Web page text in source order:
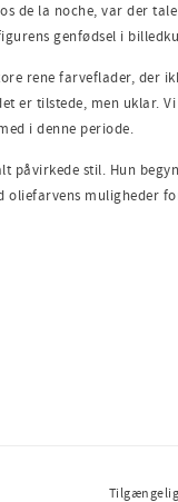
de la noche, var der
genfødsel i
rene farveflader, der
tilstede, men uklar.
i denne periode.
stil. Hun
muligheder